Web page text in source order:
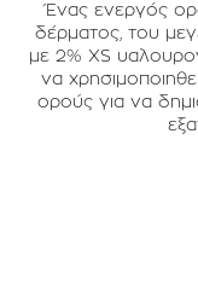
Ένας ενεργός
δέρματος, του
με 2% XS
να
ορούς για να